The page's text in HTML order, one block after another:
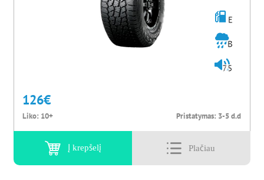
E
B
75
126€
Liko: 10+ Pristatymas: 3-5 d.d
Į krepšelį